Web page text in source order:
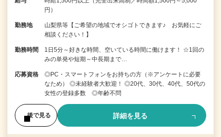
円）
勤務地
山梨県等【ご希望の地域でオシゴトできます♪ お気軽にご
相談ください！】
勤務時間
1日5分～好きな時間、空いている時間に働けます！ ☆1回の
みの単発や短期～中長期まで…
応募資格
◎PC・スマートフォンをお持ちの方（※アンケートに必要
なため） ◎未経験者大歓迎！ ◎20代、30代、40代、50代の
女性の登録多数 ◎年齢不問
後で見る 詳細を見る